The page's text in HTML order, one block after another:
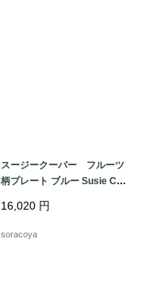
スージークーパー フルーツ
柄プレート ブルー Susie Co
16,020円
soracoya